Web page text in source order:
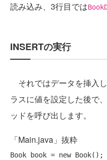
読み込み、3行目では
INSERTの実行
それではデータを挿入
ラスに値を設定した後で、
ッドを呼び出します。
「Main.java」抜粋
Book book = new Book();